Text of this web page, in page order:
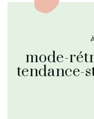
mode-
tendance-